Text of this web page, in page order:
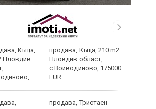
продава, Къща, 210 m2
Пловдив област,
с.Войводиново, 175000
EUR
продава, Тристаен